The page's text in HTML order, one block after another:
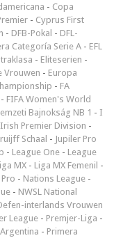
- Copa
- Cyprus First
- DFB-Pokal - DFL-
Categoría Serie A - EFL
- Eliteserien -
Vrouwen - Europa
- FA
- FIFA Women's World
Bajnokság NB 1 - I
Irish Premier Division -
Schaal - Jupiler Pro
- League One - League
MX - Liga MX Femenil -
- Nations League -
- NWSL National
interlands Vrouwen
League - Premjer-Liga -
- Primera